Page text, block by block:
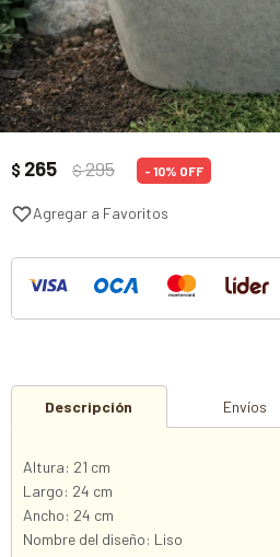
$ 265 $295 10
Descripción Envíos
Altura: 21 cm
Largo: 24 cm
Ancho: 24 cm
Nombre del diseño: Liso